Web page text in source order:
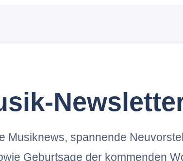
Musiknews, spannende
Geburtsage der kommenden